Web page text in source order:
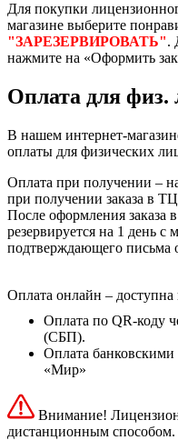
Для покупки
магазине выберите
"ЗАРЕЗЕРВИРОВАТЬ".
нажмите на «Оформить
Оплата для физ.
В нашем интернет-
оплаты для физических
Оплата при получении –
при получении заказа в
После оформления заказа
резервируется на 1 день с
подтверждающего письма
Оплата онлайн – доступна
Оплата по QR-коду
(СБП).
Оплата банковскими
«Мир»
Внимание!
дистанционным способом.